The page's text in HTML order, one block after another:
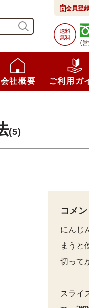
会員登
会社概要 ご利用ガ
(5)
コメン
にんじ
まうと
切って
スライ